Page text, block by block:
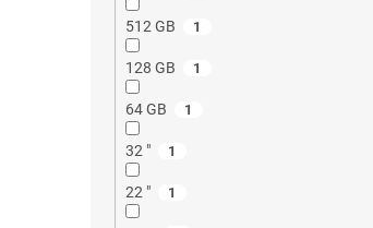
512 GB 1
128 GB 1
64 GB 1
32 " 1
22 " 1